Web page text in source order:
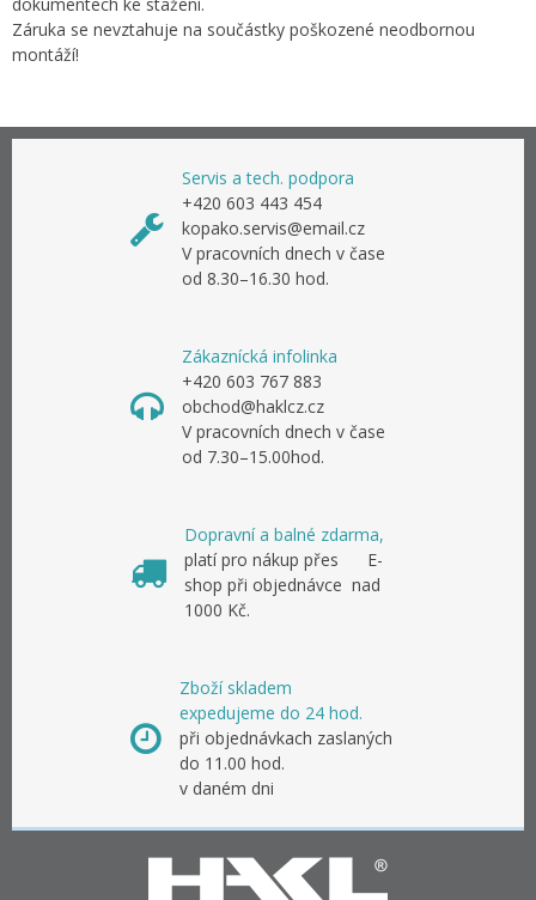
Záruka se nevztahuje na součástky poškozené neodbornou
montáží!
Servis a tech. podpora
+420 603 443 454
kopako.servis@email.cz
V pracovních dnech v čase
od 8.30–16.30 hod.
Zákaznícká infolinka
+420 603 767 883
obchod@haklcz.cz
V pracovních dnech v čase
od 7.30–15.00hod.
Dopravní a balné zdarma,
platí pro nákup přes E-
shop při objednávce nad
1000 Kč.
Zboží skladem
expedujeme do 24 hod.
při objednávkach zaslaných
do 11.00 hod.
v daném dni